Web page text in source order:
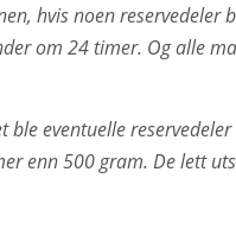
hvis noen
om 24 timer. Og alle
eventuelle
enn 500 gram. De lett